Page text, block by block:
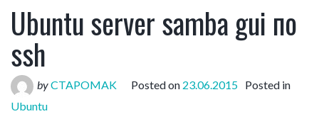
Ubuntu server samba gui по
ssh
byCTAPOMAK Posted on 23.06.2015 Posted in
Ubuntu